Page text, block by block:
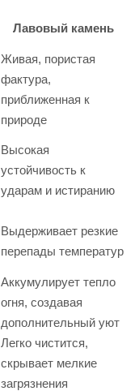
Лавовый камень
Живая, пористая
фактура,
приближенная к
природе
Высокая
устойчивость к
ударам и истиранию
Выдерживает резкие
перепады температур
Аккумулирует тепло
огня, создавая
дополнительный уют
Легко чистится,
скрывает мелкие
загрязнения